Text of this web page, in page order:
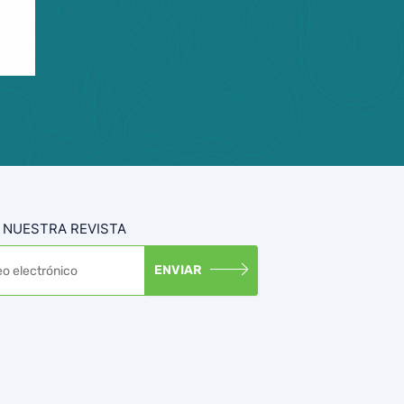
REVISTA
ENVIAR